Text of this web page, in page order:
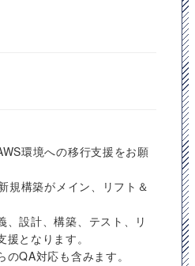
環境への移行支援をお願
規構築がメイン、リフト＆
、設計、構築、テスト、リ
となります。
QA対応も含みます。